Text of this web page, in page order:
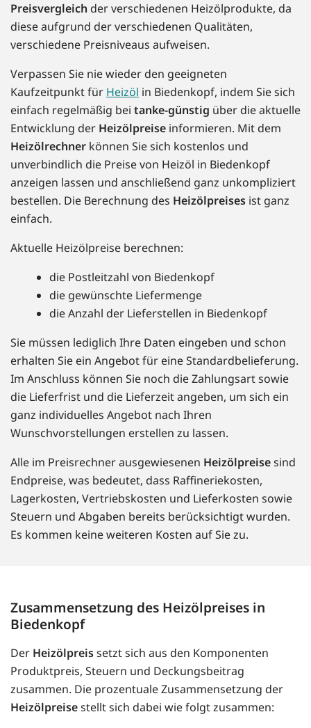
Preisvergleich der verschiedenen Heizölprodukte, da
diese aufgrund der verschiedenen Qualitäten,
verschiedene Preisniveaus aufweisen.
Verpassen Sie nie wieder den geeigneten
Kaufzeitpunkt für Heizöl in Biedenkopf, indem Sie sich
einfach regelmäßig bei tanke-günstig über die aktuelle
Entwicklung der Heizölpreise informieren. Mit dem
Heizölrechner können Sie sich kostenlos und
unverbindlich die Preise von Heizöl in Biedenkopf
anzeigen lassen und anschließend ganz unkompliziert
bestellen. Die Berechnung des Heizölpreises ist ganz
einfach.
Aktuelle Heizölpreise berechnen:
die Postleitzahl von Biedenkopf
die gewünschte Liefermenge
die Anzahl der Lieferstellen in Biedenkopf
Sie müssen lediglich Ihre Daten eingeben und schon
erhalten Sie ein Angebot für eine Standardbelieferung.
Im Anschluss können Sie noch die Zahlungsart sowie
die Lieferfrist und die Lieferzeit angeben, um sich ein
ganz individuelles Angebot nach Ihren
Wunschvorstellungen erstellen zu lassen.
Alle im Preisrechner ausgewiesenen Heizölpreisesind
Endpreise, was bedeutet, dass Raffineriekosten,
Lagerkosten, Vertriebskosten und Lieferkosten sowie
Steuern und Abgaben bereits berücksichtigt wurden.
Es kommen keine weiteren Kosten auf Sie zu.
Zusammensetzung des Heizölpreises in
Biedenkopf
Der Heizölpreissetzt sich aus den Komponenten
Produktpreis, Steuern und Deckungsbeitrag
zusammen. Die prozentuale Zusammensetzung der
Heizölpreisestellt sich dabei wie folgt zusammen: